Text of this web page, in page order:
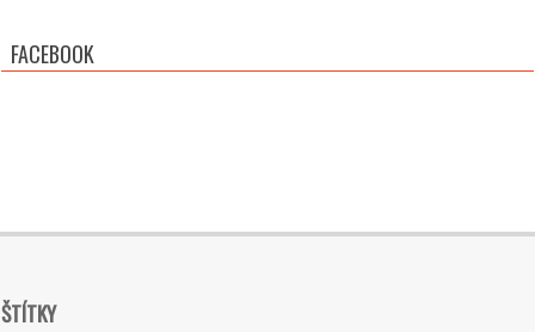
FACEBOOK
ŠTÍTKY